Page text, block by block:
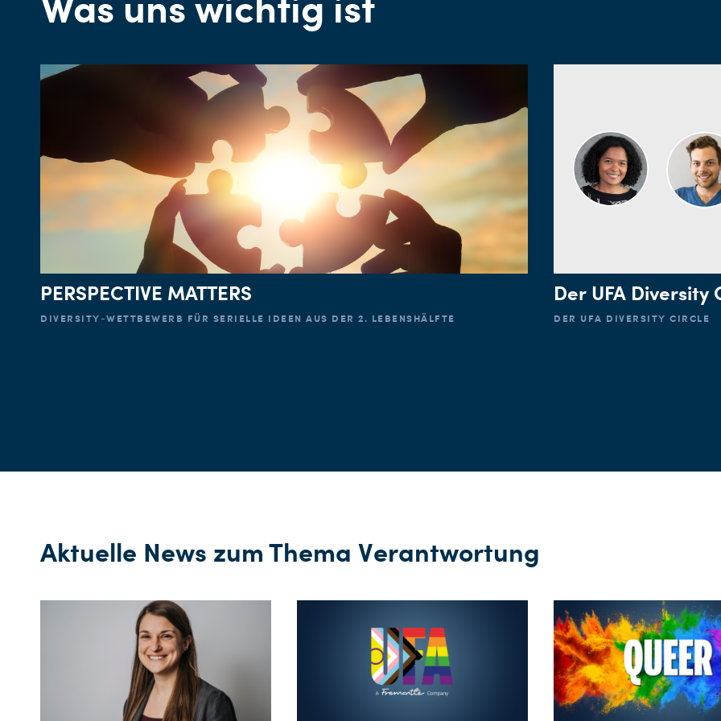
PERSPECTIVE MATTERS
DIVERSITY-WETTBEWERB FÜR SERIELLE IDEEN AUS DER 2. LEBENSHÄLFTE
Der UFA Diversity
DER UFA DIVERSITY CIRCLE
Aktuelle News zum Thema Verantwortung